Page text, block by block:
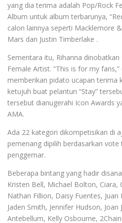
yang dia terima adalah Pop/Rock
Album untuk album terbarunya,
calon lainnya seperti Macklemore
Mars dan Justin Timberlake .
Sementara itu, Rihanna
Female Artist. “This is for my
memberikan pidato ucapan terima
ketujuh buat pelantun “Stay”
tersebut dianugerahi Icon Awards
AMA.
Ada 22 kategori dikompetisikan di
pemenang dipilih berdasarkan
penggemar.
Beberapa bintang yang hadir
Kristen Bell, Michael Bolton, Ciara,
Nathan Fillion, Daisy Fuentes,
Jaden Smith, Jennifer Hudson,
Antebellum, Kelly Osbourne,